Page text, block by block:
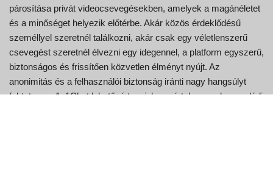
párosítása privát videocsevegésekben, amelyek a magánéletet
és a minőséget helyezik előtérbe. Akár közös érdeklődésű
személlyel szeretnél találkozni, akár csak egy véletlenszerű
csevegést szeretnél élvezni egy idegennel, a platform egyszerű,
biztonságos és frissítően közvetlen élményt nyújt. Az
anonimitás és a felhasználói biztonság iránti nagy hangsúlyt
fektetve az 1v1Chat lehetővé teszi, hogy értelmesen kapcsolódj